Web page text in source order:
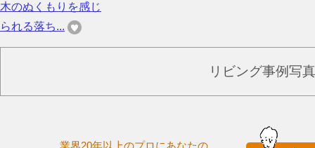
木のぬくもりを感じ
られる落ち...
リビング事例写